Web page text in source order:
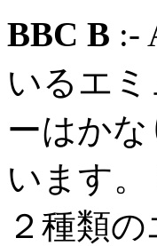
BBC B :-
いるエ
ーはか
います。
２種類